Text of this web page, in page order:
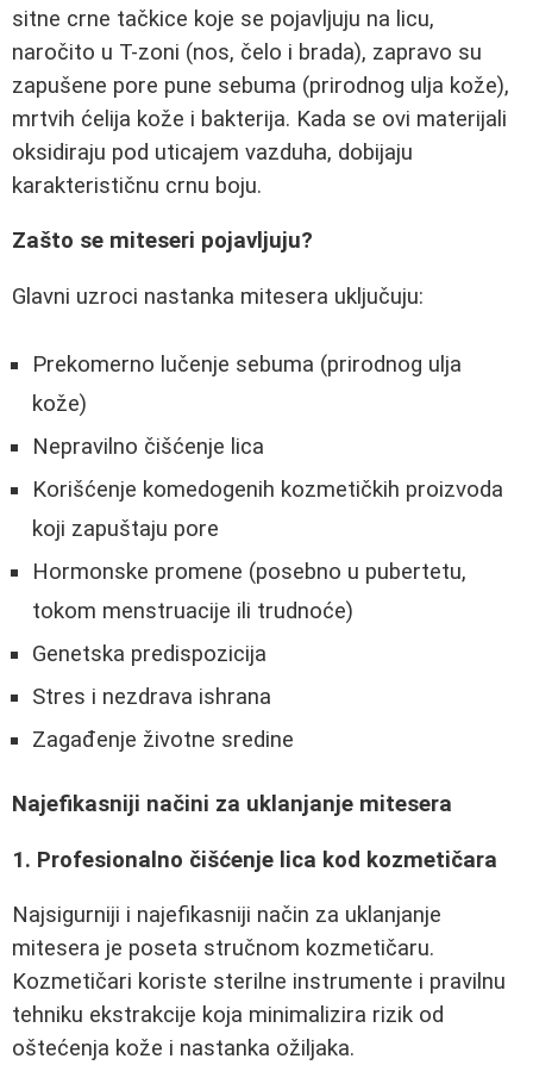
sitne crne tačkice koje se pojavljuju na licu,
naročito u T-zoni (nos, čelo i brada), zapravo su
zapušene pore pune sebuma (prirodnog ulja kože),
mrtvih ćelija kože i bakterija. Kada se ovi materijali
oksidiraju pod uticajem vazduha, dobijaju
karakterističnu crnu boju.
Zašto se miteseri pojavljuju?
Glavni uzroci nastanka mitesera uključuju:
Prekomerno lučenje sebuma (prirodnog ulja
kože)
Nepravilno čišćenje lica
Korišćenje komedogenih kozmetičkih proizvoda
koji zapuštaju pore
Hormonske promene (posebno u pubertetu,
tokom menstruacije ili trudnoće)
Genetska predispozicija
Stres i nezdrava ishrana
Zagađenje životne sredine
Najefikasniji načini za uklanjanje mitesera
1. Profesionalno čišćenje lica kod kozmetičara
Najsigurniji i najefikasniji način za uklanjanje
mitesera je poseta stručnom kozmetičaru.
Kozmetičari koriste sterilne instrumente i pravilnu
tehniku ekstrakcije koja minimalizira rizik od
oštećenja kože i nastanka ožiljaka.